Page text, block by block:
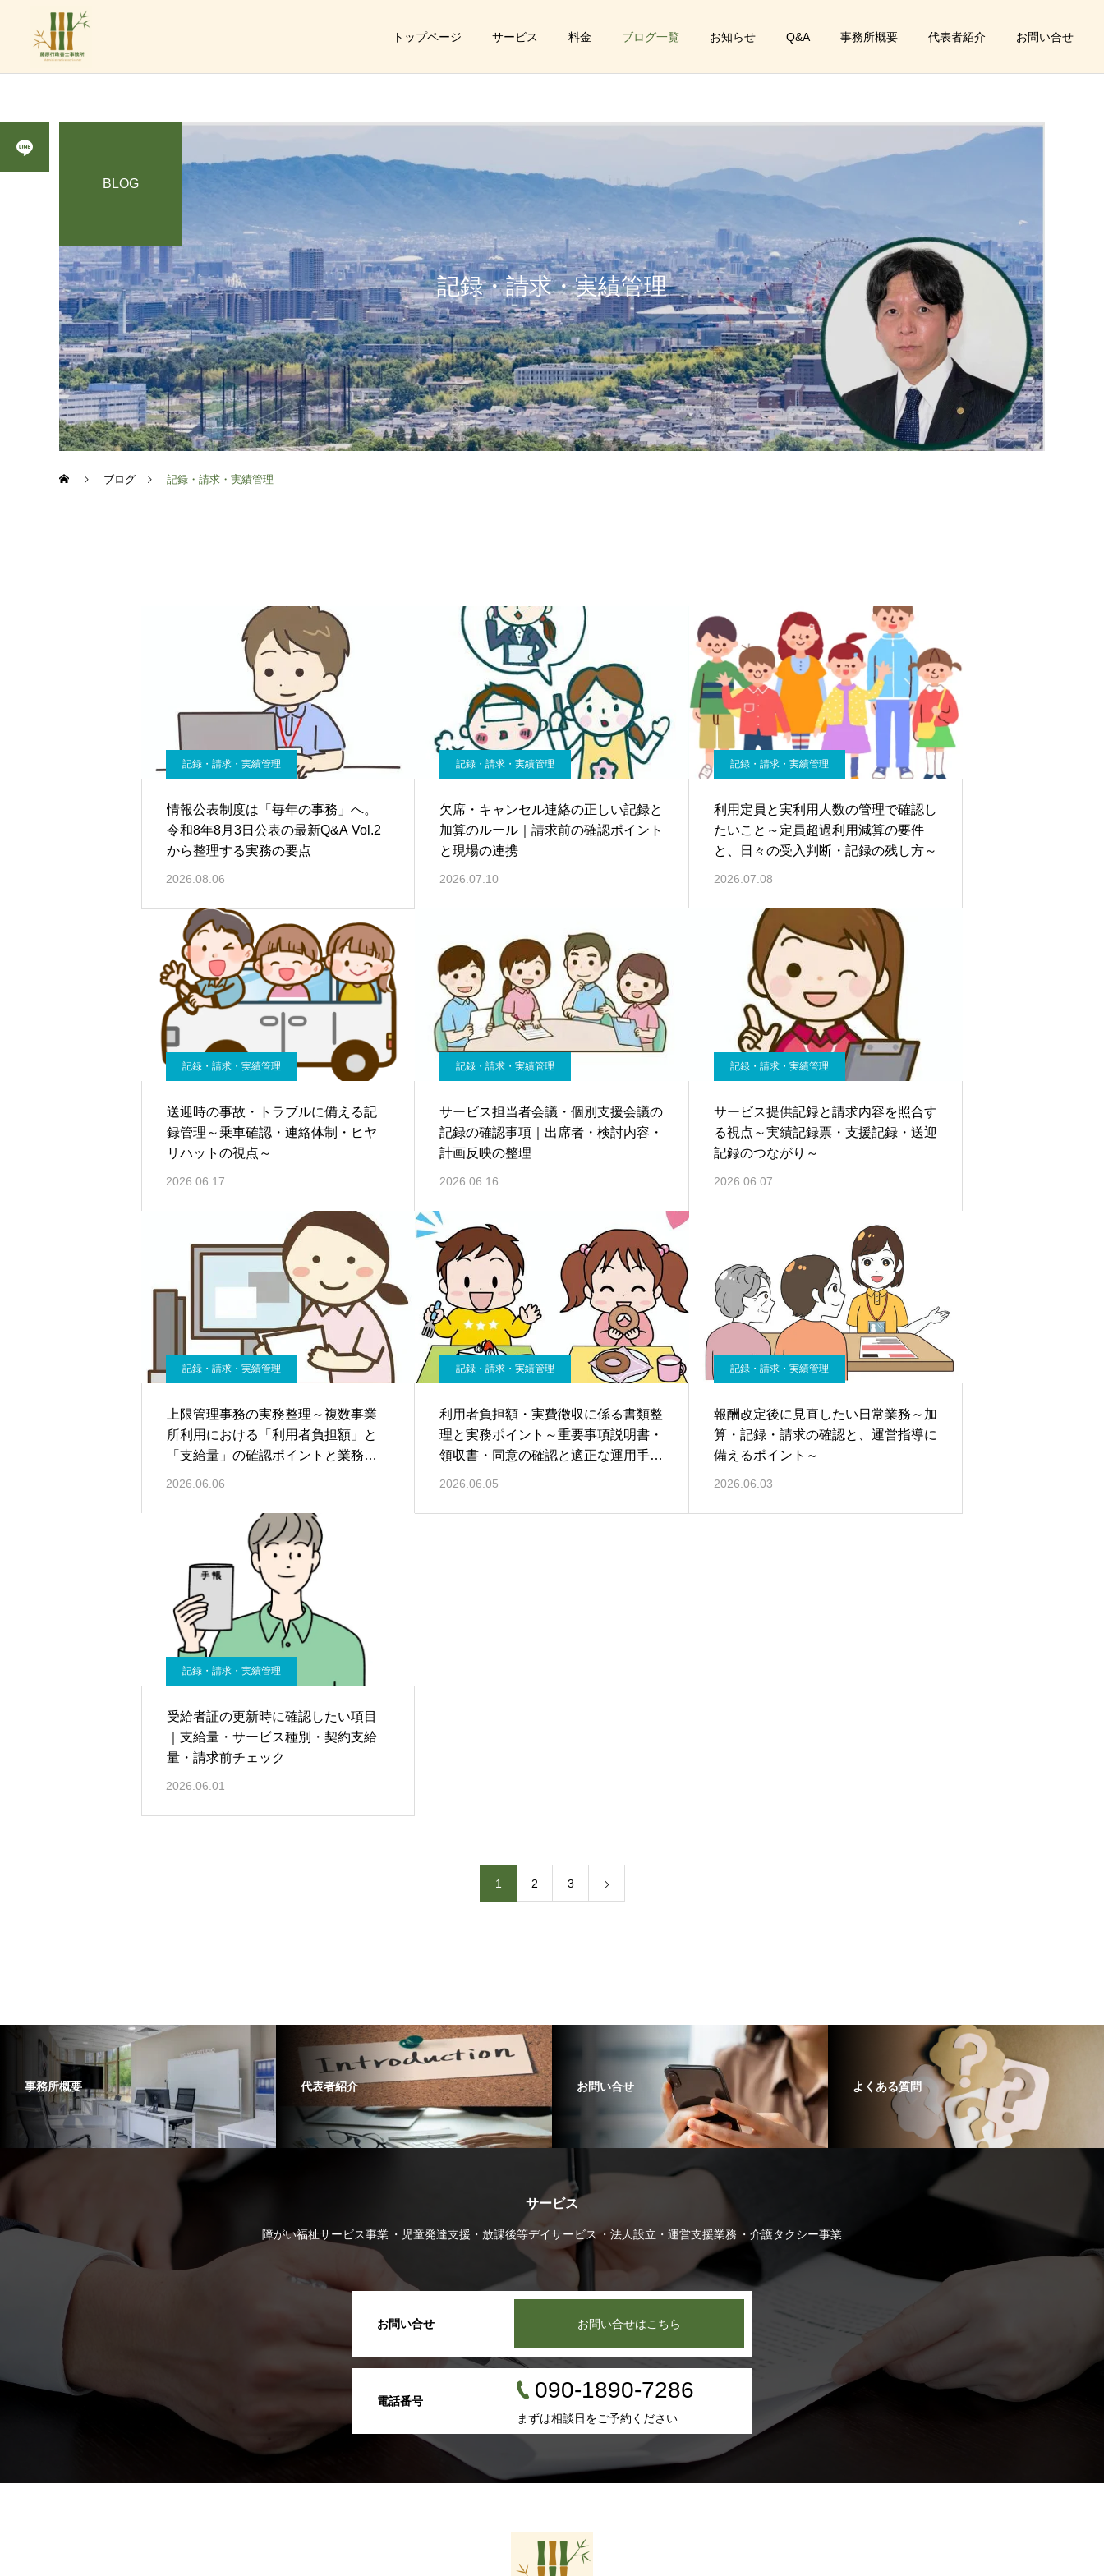
トップページ サービス 料金 ブログ一覧 お知らせ Q&A 事務所概要 代表者紹介 お問い合せ
サービス一覧
児童発達支援・放課後等デイサービス
法人設立・運営支援業務 介護タクシー事業
記録・請求・実績管理
BLOG
ブログ 記録・請求・実績管理
記録・請求・実績管理
情報公表制度は「毎年の事務」へ。
令和8年8月3日公表の最新Q&A Vol.2
から整理する実務の要点
2026.08.06
記録・請求・実績管理
欠席・キャンセル連絡の正しい記録と
加算のルール｜請求前の確認ポイント
と現場の連携
2026.07.10
記録・請求・実績管理
利用定員と実利用人数の管理で確認し
たいこと～定員超過利用減算の要件
と、日々の受入判断・記録の残し方～
2026.07.08
記録・請求・実績管理
送迎時の事故・トラブルに備える記
録管理～乗車確認・連絡体制・ヒヤ
リハットの視点～
2026.06.17
記録・請求・実績管理
サービス担当者会議・個別支援会議の
記録の確認事項｜出席者・検討内容・
計画反映の整理
2026.06.16
記録・請求・実績管理
サービス提供記録と請求内容を照合す
る視点～実績記録票・支援記録・送迎
記録のつながり～
2026.06.07
記録・請求・実績管理
上限管理事務の実務整理～複数事業
所利用における「利用者負担額」と
「支給量」の確認ポイントと業務フ
2026.06.06
記録・請求・実績管理
利用者負担額・実費徴収に係る書類整
理と実務ポイント～重要事項説明書・
領収書・同意の確認と適正な運用手順
2026.06.05
記録・請求・実績管理
報酬改定後に見直したい日常業務～加
算・記録・請求の確認と、運営指導に
備えるポイント～
2026.06.03
記録・請求・実績管理
受給者証の更新時に確認したい項目
｜支給量・サービス種別・契約支給
量・請求前チェック
2026.06.01
1 2 3
事務所概要 代表者紹介 お問い合せ よくある質問
サービス
障がい福祉サービス事業 児童発達支援・放課後等デイサービス 法人設立・運営支援業務 介護タクシー事業
お問い合せ お問い合せはこちら
電話番号 090-1890-7286
まずは相談日をご予約ください